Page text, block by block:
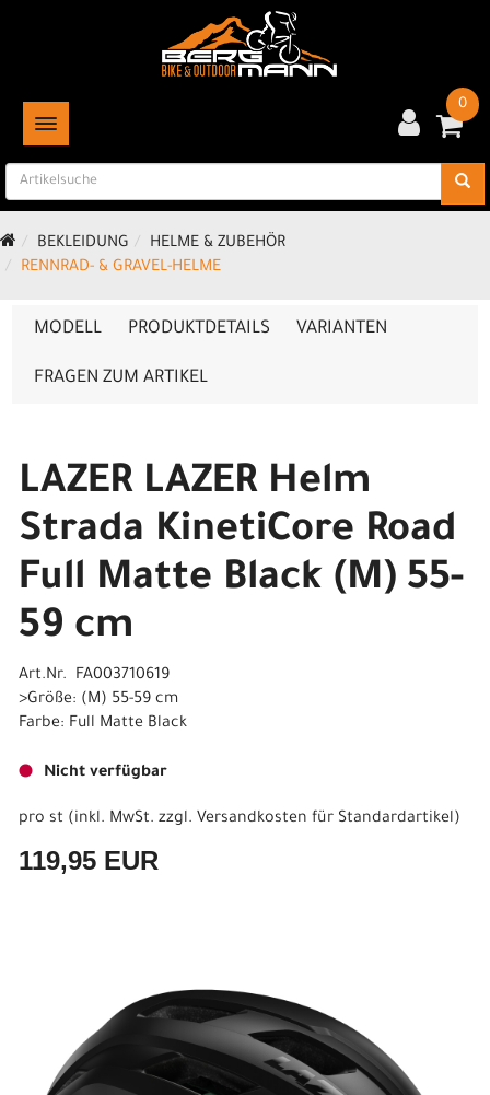
TOGGLE NAVIGATION
0
BEKLEIDUNG
HELME & ZUBEHÖR
RENNRAD- & GRAVEL-HELME
MODELL PRODUKTDETAILS VARIANTEN
FRAGEN ZUM ARTIKEL
LAZER LAZER Helm
Strada KinetiCore Road
Full Matte Black (M) 55-
59 cm
Art.Nr. FA003710619
>Größe: (M) 55-59 cm
Farbe: Full Matte Black
Nicht verfügbar
pro st (inkl. MwSt. zzgl. Versandkosten für Standardartikel)
119,95 EUR